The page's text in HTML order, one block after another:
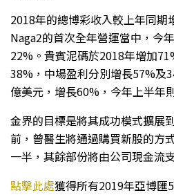
2018年的總博彩收入較上年同期
Naga2的首次全年營運當中，今
22%。貴賓泥碼於2018年增加
38%，中場盈利分別增長57%及
億美元，增長60%，今年上半年
金界的目標是將其成功模式擴展
前，曾醫生將通過購買新股的方
一半，其餘部份將由公司現金流
點擊此處獲得所有2019年亞博匯